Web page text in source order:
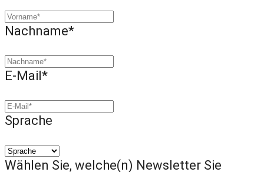
Nachname*
E-Mail*
Sprache
Wählen Sie, welche(n) Newsletter Sie